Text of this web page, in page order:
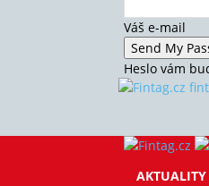
Váš e-mail
Heslo vám
AKTUALITY